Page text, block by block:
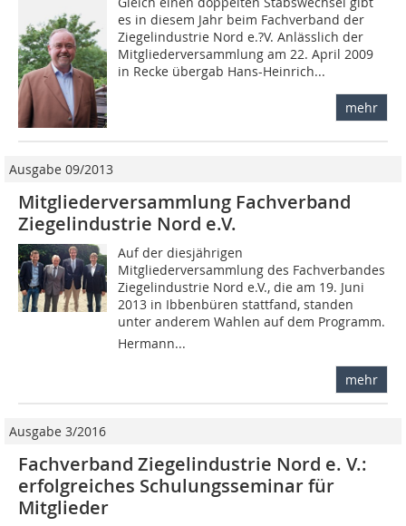
es in diesem Jahr beim Fachverband der
Ziegelindustrie Nord e.?V. Anlässlich der
Mitglieder­versammlung am 22. April 2009
in Recke übergab Hans-Heinrich...
mehr
Ausgabe 09/2013
Mitgliederversammlung Fachverband
Ziegelindustrie Nord e.V.
Auf der diesjährigen
Mitgliederversammlung des Fachverbandes
Ziegelindustrie Nord e.V., die am 19. Juni
2013 in Ibbenbüren stattfand, standen
unter anderem Wahlen auf dem Programm.
Hermann...
mehr
Ausgabe 3/2016
Fachverband Ziegelindustrie Nord e. V.:
erfolgreiches Schulungsseminar für
Mitglieder